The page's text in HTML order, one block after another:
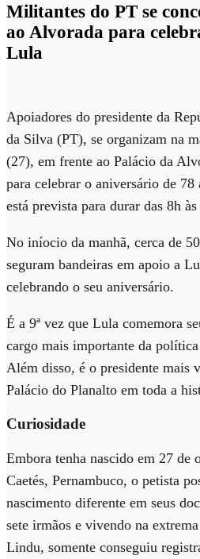
Militantes do PT se
ao Alvorada para
Lula
Apoiadores do presidente da
da Silva (PT), se organizam na
(27), em frente ao Palácio da
para celebrar o aniversário de
está prevista para durar das 8h
No iníocio da manhã, cerca de
seguram bandeiras em apoio a
celebrando o seu aniversário.
É a 9ª vez que Lula comemora
cargo mais importante da
Além disso, é o presidente mais
Palácio do Planalto em toda a
Curiosidade
Embora tenha nascido em 27 de
Caetés, Pernambuco, o petista
nascimento diferente em seus
sete irmãos e vivendo na
Lindu, somente conseguiu